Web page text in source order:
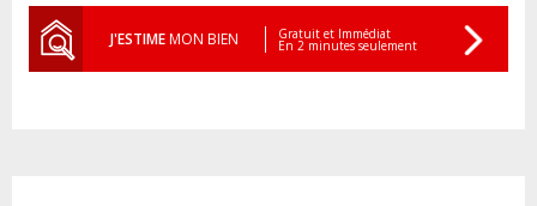
J'ESTIMEMON BIEN Gratuit et Immédiat
En 2 minutes seulement